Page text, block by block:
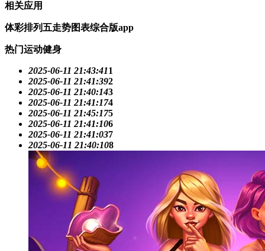
相关应用
体彩排列五走势图表综合版app
热门运动健身
2025-06-11 21:43:411
2025-06-11 21:41:392
2025-06-11 21:40:143
2025-06-11 21:41:174
2025-06-11 21:45:175
2025-06-11 21:41:106
2025-06-11 21:41:037
2025-06-11 21:40:108